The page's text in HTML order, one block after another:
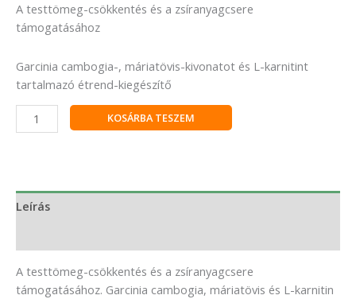
A testtömeg-csökkentés és a zsíranyagcsere
támogatásához
Garcinia cambogia-, máriatövis-kivonatot és L-karnitint
tartalmazó étrend-kiegészítő
KOSÁRBA TESZEM
Leírás
A testtömeg-csökkentés és a zsíranyagcsere
támogatásához. Garcinia cambogia, máriatövis és L-karnitin